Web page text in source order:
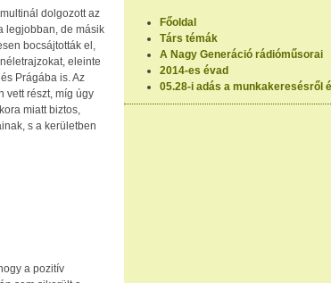
dolgozott az
legjobban, de másik
bocsájtották el,
eleinte
Prágába is. Az
vett részt, míg úgy
miatt biztos,
s a kerületben
a pozitív
Főoldal
Társ témák
A Nagy Generáció rádióműsorai
2014-es évad
05.28-i adás a munkakeresésről